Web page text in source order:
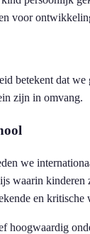
voor
betekent dat
zijn in omvang.
we
waarin
en kritische
hoogwaardig